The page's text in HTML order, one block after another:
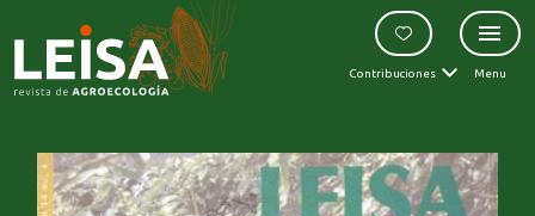
Contribuciones Menu